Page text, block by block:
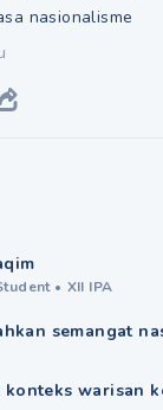
nasionalisme
• XII IPA
semangat
warisan